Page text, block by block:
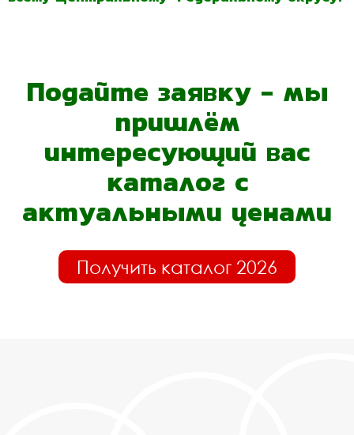
Подайте заявку - мы
пришлём
интересующий вас
каталог с
актуальными ценами
Получить каталог 2026